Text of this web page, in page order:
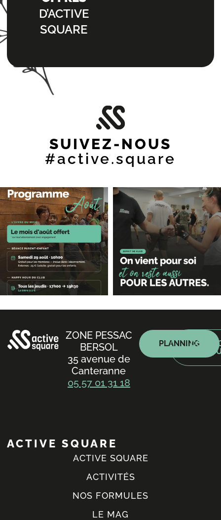
D’ACTIVE
SQUARE
SUIVEZ-NOUS
#active.square
ACTIVE SQUARE
ACTIVE SQUARE
ACTIVITÉS
NOS FORMULES
LE MAG
ZONE PESSAC
BERSOL
35 avenue de
Canteranne
05 57 01 31 18
PLANNING